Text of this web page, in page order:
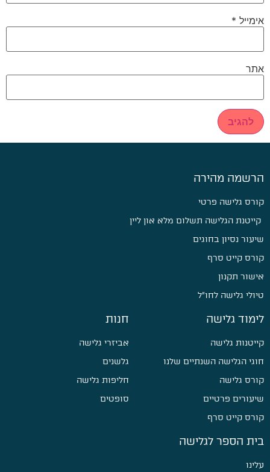
אימייל *
אתר
הרשמה מהירה
קורס גלישה פרטי
קייטנת הגלישה תשלום מלא און ליין
שיעור נסיון בחוגים
קורס קייט סרף
אישור תקנון
טיולי גלישה לחו״ל
לימוד גלישה
קייטנות גלישה
חוגי הגלישה השנתיים שלנו
קורס גלישה
שיעורים פרטיים
קורס קייט סרף
חנות
אביזרי גלישה
גלשנים
חליפות גלישה
סופטים
בית הספר לגלישה
עלינו